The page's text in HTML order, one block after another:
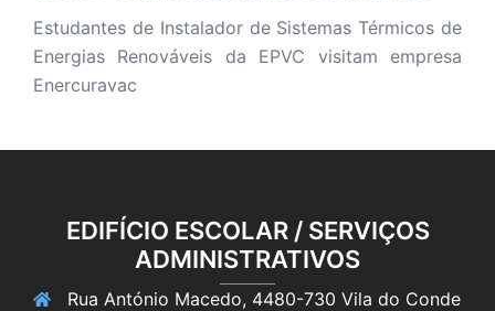
Estudantes de Instalador de Sistemas Térmicos de
Energias Renováveis da EPVC visitam empresa
Enercuravac
EDIFÍCIO ESCOLAR / SERVIÇOS
ADMINISTRATIVOS
Rua António Macedo, 4480-730 Vila do Conde